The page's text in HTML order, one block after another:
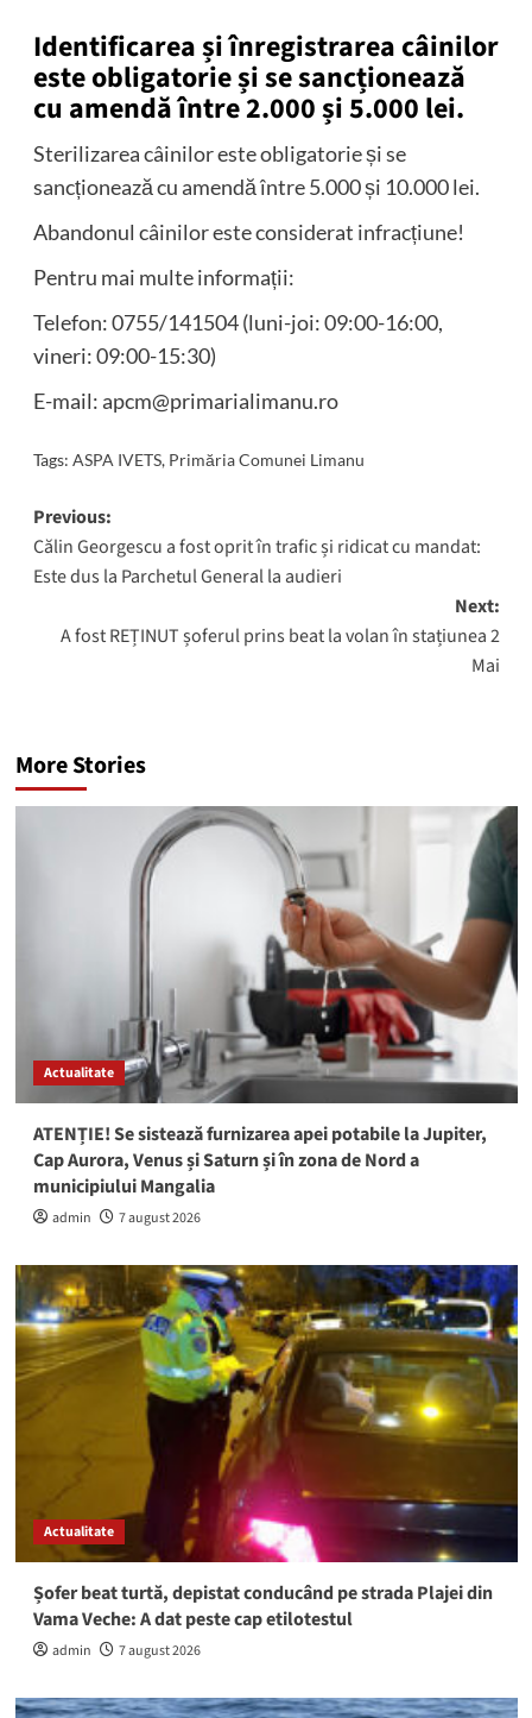
Identificarea și înregistrarea câinilor
este obligatorie și se sancționează
cu amendă între 2.000 și 5.000 lei.
Sterilizarea câinilor este obligatorie și se
sancționează cu amendă între 5.000 și 10.000 lei.
Abandonul câinilor este considerat infracțiune!
Pentru mai multe informații:
Telefon: 0755/141504 (luni-joi: 09:00-16:00,
vineri: 09:00-15:30)
E-mail: apcm@primarialimanu.ro
Tags: ASPA IVETS, Primăria Comunei Limanu
Post
navigation
Previous:
Călin Georgescu a fost oprit în trafic și ridicat cu mandat:
Este dus la Parchetul General la audieri
Next:
A fost REȚINUT șoferul prins beat la volan în stațiunea 2
Mai
More Stories
Actualitate
ATENȚIE! Se sistează furnizarea apei potabile la Jupiter,
Cap Aurora, Venus și Saturn și în zona de Nord a
municipiului Mangalia
admin 7 august 2026
Actualitate
Șofer beat turtă, depistat conducând pe strada Plajei din
Vama Veche: A dat peste cap etilotestul
admin 7 august 2026